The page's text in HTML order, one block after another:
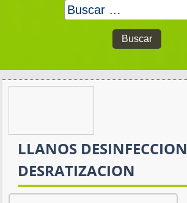
Buscar:
LLANOS DESINFECCION
DESRATIZACION